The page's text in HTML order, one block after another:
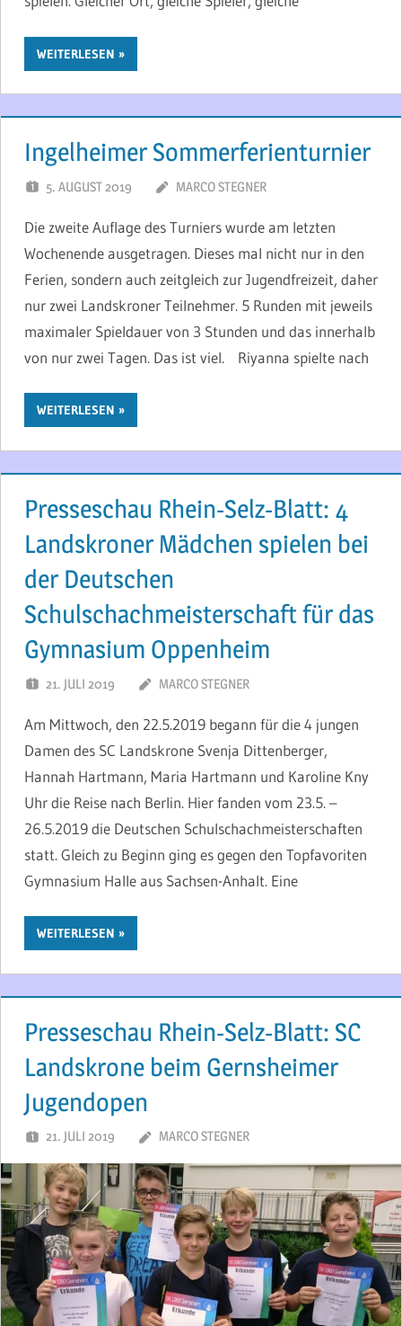
WEITERLESEN
Ingelheimer Sommerferienturnier
5. AUGUST 2019 MARCO STEGNER
Die zweite Auflage des Turniers wurde am letzten
Wochenende ausgetragen. Dieses mal nicht nur in den
Ferien, sondern auch zeitgleich zur Jugendfreizeit, daher
nur zwei Landskroner Teilnehmer. 5 Runden mit jeweils
maximaler Spieldauer von 3 Stunden und das innerhalb
von nur zwei Tagen. Das ist viel. Riyanna spielte nach
WEITERLESEN
Presseschau Rhein-Selz-Blatt: 4
Landskroner Mädchen spielen bei
der Deutschen
Schulschachmeisterschaft für das
Gymnasium Oppenheim
21. JULI 2019 MARCO STEGNER
Am Mittwoch, den 22.5.2019 begann für die 4 jungen
Damen des SC Landskrone Svenja Dittenberger,
Hannah Hartmann, Maria Hartmann und Karoline Kny
Uhr die Reise nach Berlin. Hier fanden vom 23.5. –
26.5.2019 die Deutschen Schulschachmeisterschaften
statt. Gleich zu Beginn ging es gegen den Topfavoriten
Gymnasium Halle aus Sachsen-Anhalt. Eine
WEITERLESEN
Presseschau Rhein-Selz-Blatt: SC
Landskrone beim Gernsheimer
Jugendopen
21. JULI 2019 MARCO STEGNER